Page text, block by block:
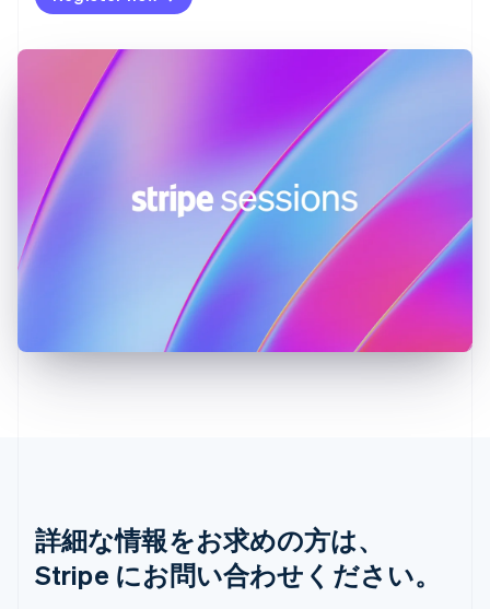
詳細な情報をお求めの方は、
Stripe にお問い合わせください。
クロアチア
ジブラルタル
English
シンガポール
English
スイス
Deutsch
スウェーデン
English
DeutschEnglish
ニュージーランド
English
ノルウェー